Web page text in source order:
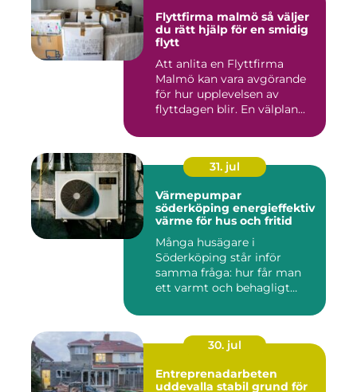
Flyttfirma malmö så väljer
du rätt hjälp för en smidig
flytt
Att anlita en Flyttfirma
Malmö kan vara avgörande
för hur upplevelsen av
flyttdagen blir. En välplan...
31. jul
Värmepumpar
söderköping energieffektiv
värme för hus och fritid
Många husägare i
Söderköping står inför
samma fråga: hur får man
ett varmt och behagligt
30. jul
Entreprenadarbeten
uddevalla stabil grund för